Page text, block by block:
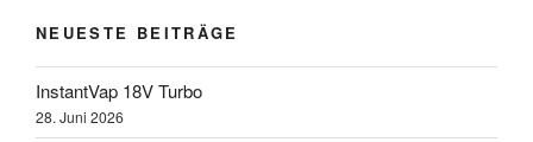
NEUESTE BEITRÄGE
InstantVap 18V Turbo
28. Juni 2026